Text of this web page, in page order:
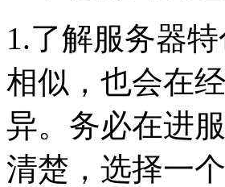
1.了解服务器
相似，也会在
异。务必在进
清楚，选择一